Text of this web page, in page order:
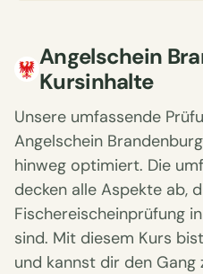
Angelschein
Kursinhalte
Unsere umfassende
Angelschein
hinweg optimiert. Die
decken alle Aspekte ab,
Fischereischeinprüfung
sind. Mit diesem Kurs
und kannst dir den Gang